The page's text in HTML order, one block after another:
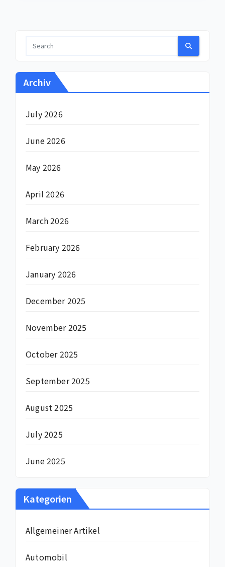
Archiv
July 2026
June 2026
May 2026
April 2026
March 2026
February 2026
January 2026
December 2025
November 2025
October 2025
September 2025
August 2025
July 2025
June 2025
Kategorien
Allgemeiner Artikel
Automobil